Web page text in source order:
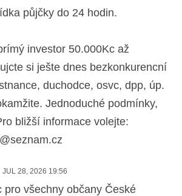
půjčky do 24 hodin.
investor 50.000Kc až
si ješte dnes bezkonkurencní
duchodce, osvc, dpp, úp.
Jednoduché podmínky,
bližší informace volejte:
JUL 28, 2026 19:56
pro všechny občany České